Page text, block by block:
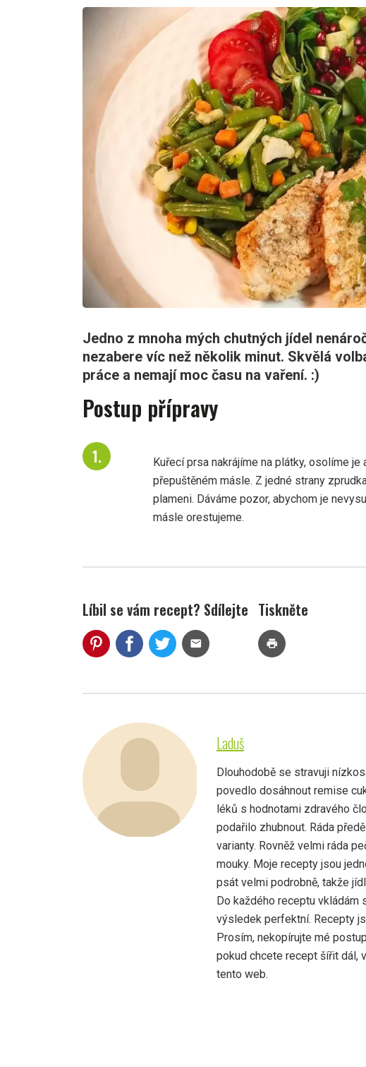
Jedno z mnoha mých chutných jídel
nezabere víc než několik minut. Skvělá
práce a nemají moc času na vaření. :)
Postup přípravy
Kuřecí prsa nakrájíme na plátky, osolíme
přepuštěném másle. Z jedné strany
plameni. Dáváme pozor, abychom je
másle orestujeme.
Líbil se vám recept? Sdílejte
mail
Tiskněte
print
Laduš
Dlouhodobě se stravuji
povedlo dosáhnout remise
léků s hodnotami zdravého
podařilo zhubnout. Ráda
varianty. Rovněž velmi ráda
mouky. Moje recepty jsou
psát velmi podrobně, takže
Do každého receptu vkládám
výsledek perfektní. Recepty
Prosím, nekopírujte mé
pokud chcete recept šířit dál,
tento web.